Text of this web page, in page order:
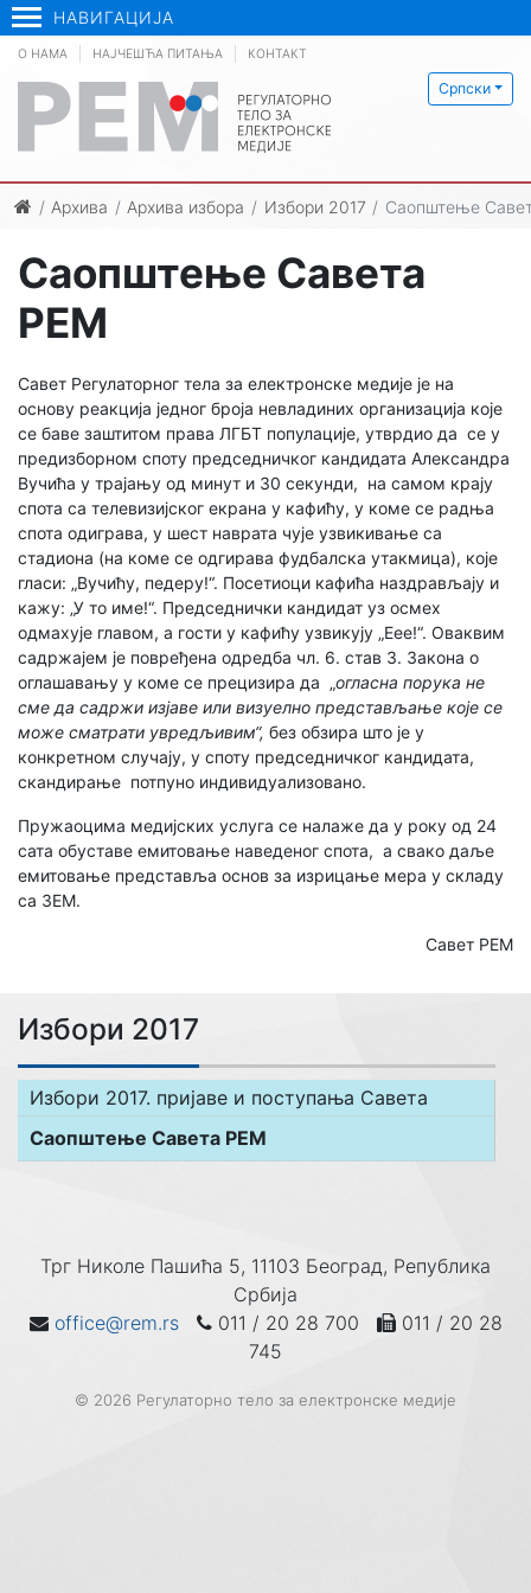
НАВИГАЦИЈА
Српски
О НАМА НАЈЧЕШЋА ПИТАЊА КОНТАКТ
Архива Архива избора Избори 2017 Саопштење
Избори 2017
Избори 2017. пријаве и поступања Савета
Саопштење Савета РЕМ
Саопштење Савета
РЕМ
Савет Регулаторног тела за електронске медије је на
основу реакција једног броја невладиних организација које
се баве заштитом права ЛГБТ популације, утврдио да се у
предизборном споту председничког кандидата Александра
Вучића у трајању од минут и 30 секунди, на самом крају
спота са телевизијског екрана у кафићу, у коме се радња
спота одиграва, у шест наврата чује узвикивање са
стадиона (на коме се одгирава фудбалска утакмица), које
гласи: „Вучићу, педеру!“. Посетиоци кафића наздрављају и
кажу: „У то име!“. Председнички кандидат уз осмех
одмахује главом, а гости у кафићу узвикују „Еее!“. Оваквим
садржајем је повређена одредба чл. 6. став 3. Закона о
оглашавању у коме се прецизира да „огласна порука не
сме да садржи изјаве или визуелно представљање које се
може сматрати увредљивим“, без обзирa што је у
конкретном случају, у споту председничког кандидата,
скандирање потпуно индивидуализовано.
Пружаоцима медијских услуга се налаже да у року од 24
сата обуставе емитовање наведеног спота, а свако даље
емитовање представља основ за изрицање мера у складу
са ЗЕМ.
Савет РЕМ
Трг Николе Пашића 5, 11103 Београд, Република
Србија
office@rem.rs
011 / 20 28 700
011 / 20 28
745
© 2026 Регулаторно тело за електронске медије